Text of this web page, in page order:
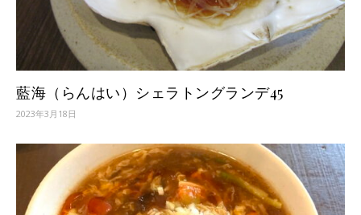
藍海（らんはい）シェラトングランデ45
2023年3月18日